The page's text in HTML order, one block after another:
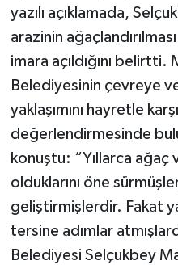
yazılı açıklamada,
arazinin
imara açıldığını
Belediyesinin çevreye
yaklaşımını hayretle
değerlendirmesinde
konuştu: “Yıllarca ağaç
olduklarını öne
geliştirmişlerdir. Fakat
tersine adımlar
Belediyesi Selçukbey